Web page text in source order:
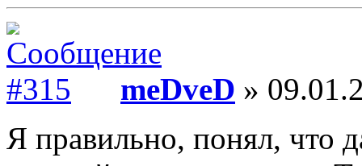
meDveD »
Я правильно, понял, что